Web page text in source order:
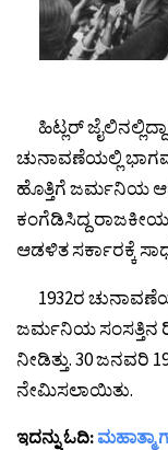
ಹಿಟ್ಲರ್
ಚುನಾವಣೆಯಲ್ಲಿ
ಹೊತ್ತಿಗೆ ಜರ್ಮನಿಯ
ಕಂಗೆಡಿಸಿದ್ದ
ಆಡಳಿತ ಸರ್ಕಾರಕ್ಕೆ
1932ರ
ಜರ್ಮನಿಯ ಸಂಸತ್ತಿನ
ನೀಡಿತ್ತು. 30 ಜನವರಿ
ನೇಮಿಸಲಾಯಿತು.
ಇದನ್ನು ಓದಿ: ಮಹಾತ್ಮಾ